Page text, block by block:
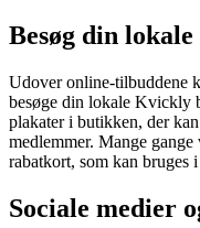
Besøg din
Udover online-tilbuddene
besøge din lokale Kvickly
plakater i butikken, der
medlemmer. Mange
rabatkort, som kan bruges
Sociale medier